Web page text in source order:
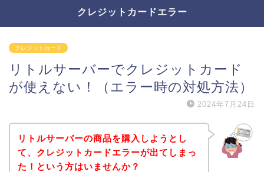
クレジットカードエラー
クレジットカード
リトルサーバーでクレジットカード
が使えない！（エラー時の対処方法）
2024年7月24日
リトルサーバーの商品を購入しようとし
て、クレジットカードエラーが出てしまっ
た！という方はいませんか？